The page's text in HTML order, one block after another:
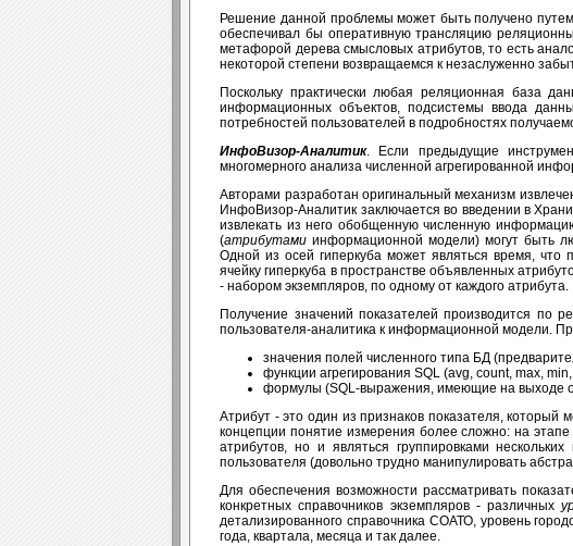
Решение данной проблемы может быть получено
обеспечивал бы оперативную трансляцию
метафорой дерева смысловых атрибутов, то есть
некоторой степени возвращаемся к незаслуженно
Поскольку практически любая реляционная база
информационных объектов, подсистемы ввода
потребностей пользователей в подробностях
ИнфоВизор-Аналитик. Если предыдущие
многомерного анализа численной агрегированной
Авторами разработан оригинальный механизм
ИнфоВизор-Аналитик заключается во введении в
извлекать из него обобщенную численную
(атрибутами информационной модели) могут быть
Одной из осей гиперкуба может являться время, что
ячейку гиперкуба в пространстве объявленных
- набором экземпляров, по одному от каждого атрибута.
Получение значений показателей производится по
пользователя-аналитика к информационной модели.
значения полей численного типа БД
функции агрегирования SQL (avg, count, max,
формулы (SQL-выражения, имеющие на выходе
Атрибут - это один из признаков показателя,
концепции понятие измерения более сложно: на
атрибутов, но и являться группировками
пользователя (довольно трудно манипулировать
Для обеспечения возможности рассматривать
конкретных справочников экземпляров - различных
детализированного справочника СОАТО, уровень
года, квартала, месяца и так далее.